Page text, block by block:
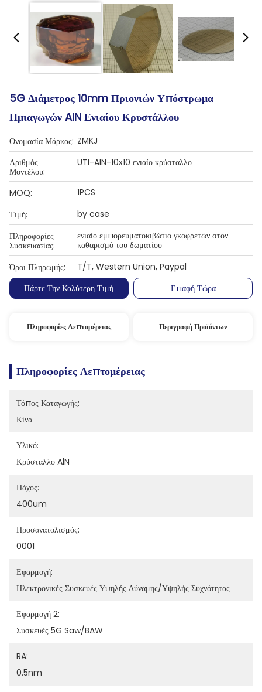
5G Διάμετρος 10mm Πριονιών Υπόστρωμα
Ημιαγωγών AlN Ενιαίου Κρυστάλλου
Ονομασία Μάρκας: ZMKJ
Αριθμός
Μοντέλου:
UTI-AlN-10x10 ενιαίο κρύσταλλο
MOQ:
1PCS
Τιμή:
by case
Πληροφορίες
Συσκευασίας:
ενιαίο εμπορευματοκιβώτιο γκοφρετών στον
καθαρισμό του δωματίου
Όροι Πληρωμής:
T/T, Western Union, Paypal
Πάρτε Την Καλύτερη Τιμή
Επαφή Τώρα
Πληροφορίες Λεπτομέρειας Περιγραφή Προϊόντων
Πληροφορίες Λεπτομέρειας
Τόπος Καταγωγής:
Κίνα
Υλικό:
Κρύσταλλο AlN
Πάχος:
400um
Προσανατολισμός:
0001
Εφαρμογή:
Ηλεκτρονικές Συσκευές Υψηλής Δύναμης/υψηλής Συχνότητας
Εφαρμογή 2:
Συσκευές 5G Saw/BAW
RA:
0.5nm